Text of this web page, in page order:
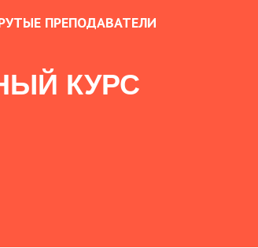
ПРЕПОДАВАТЕЛИ
КУРС